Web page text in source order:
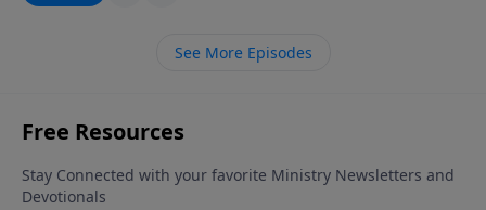
See More Episodes